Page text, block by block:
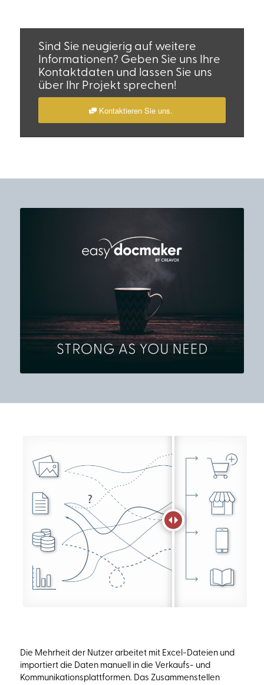
Sind Sie neugierig auf weitere
Informationen? Geben Sie uns Ihre
Kontaktdaten und lassen Sie uns
über Ihr Projekt sprechen!
Kontaktieren Sie uns.
Die Mehrheit der Nutzer arbeitet mit Excel-Dateien und
importiert die Daten manuell in die Verkaufs- und
Kommunikationsplattformen. Das Zusammenstellen